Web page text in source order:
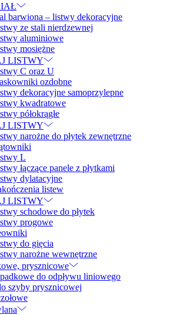
barwiona – listwy dekoracyjne
ze stali nierdzewnej
aluminiowe
mosiężne
LISTWY
C oraz U
ozdobne
dekoracyjne samoprzylepne
kwadratowe
półokrągłe
LISTWY
narożne do płytek zewnętrzne
L
łączące panele z płytkami
dylatacyjne
listew
LISTWY
schodowe do płytek
progowe
do gięcia
narożne wewnętrzne
prysznicowe
do odpływu liniowego
szyby prysznicowej